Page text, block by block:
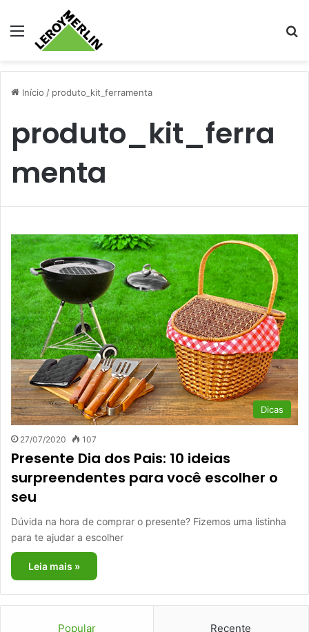
Menu
Início / produto_kit_ferramenta
produto_kit_ferra
menta
Dicas
27/07/2020 107
Presente Dia dos Pais: 10 ideias
surpreendentes para você escolher o
seu
Dúvida na hora de comprar o presente? Fizemos uma listinha
para te ajudar a escolher
Leia mais »
Popular Recente